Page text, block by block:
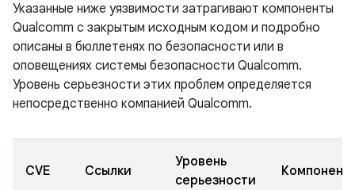
Указанные ниже уязвимости затрагивают компоненты
Qualcomm с закрытым исходным кодом и подробно
описаны в бюллетенях по безопасности или в
оповещениях системы безопасности Qualcomm.
Уровень серьезности этих проблем определяется
непосредственно компанией Qualcomm.
CVE Ссылки
Уровень
серьезности
Компонент